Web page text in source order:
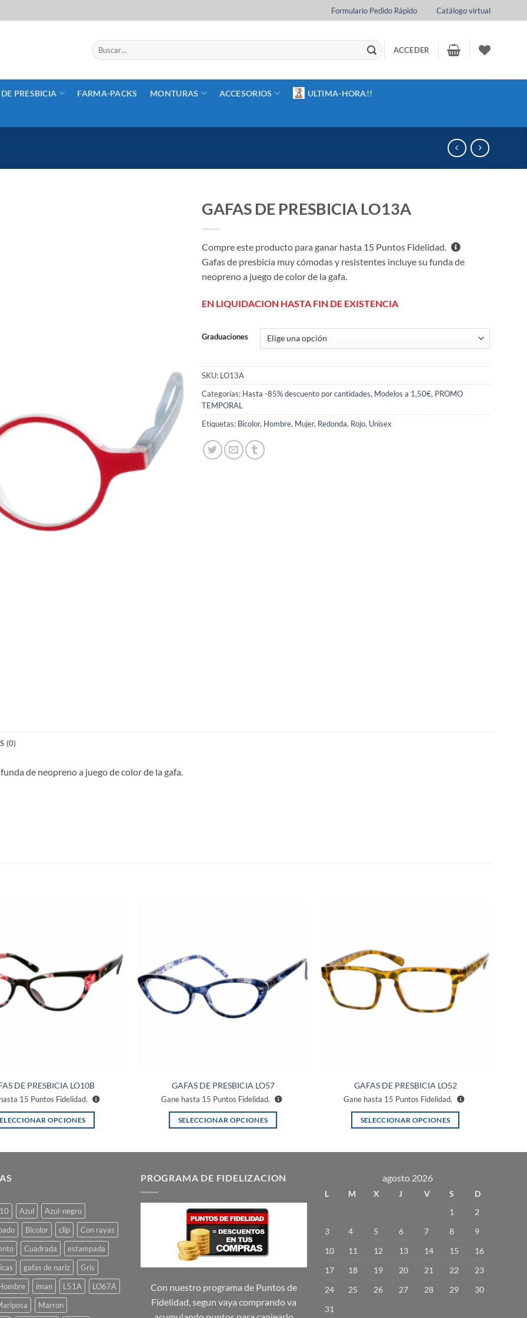
Formulario Pedido Rápido Catálogo virtual
Buscar
por:
ACCEDER
PRESBICIA FARMA-PACKS MONTURAS ACCESORIOS ULTIMA-HORA!!
GAFAS DE PRESBICIA LO13A
Compre este producto para ganar hasta 15 Puntos Fidelidad.
Gafas de presbicia muy cómodas y resistentes incluye su funda de
neopreno a juego de color de la gafa.
EN LIQUIDACION HASTA FIN DE EXISTENCIA
Graduaciones
SKU: LO13A
Categorías: Hasta -85% descuento por cantidades, Modelos a 1,50€, PROMO
TEMPORAL
Etiquetas: Bicolor, Hombre, Mujer, Redonda, Rojo, Unisex
(0)
de neopreno a juego de color de la gafa.
deseos
DE PRESBICIA LO10B
15 Puntos Fidelidad.
OPCIONES
Las
opciones
se
pueden
elegir
en
la
página
de
GAFAS DE PRESBICIA LO57
Gane hasta 15 Puntos Fidelidad.
SELECCIONAR OPCIONES
múltiples
Las
opciones
se
pueden
elegir
en
de
deseos
GAFAS DE PRESBICIA LO52
Gane hasta 15 Puntos Fidelidad.
SELECCIONAR OPCIONES
múltiples
variantes.
elegir
en
Azul
Azul-negro
Bicolor clip
Con rayas
Cuadrada
estampada
gafas de nariz
Gris
iman L51A
LO67A
Marron
PROGRAMA DE FIDELIZACION
Con nuestro programa de Puntos de
Fidelidad, segun vaya comprando va
agosto 2026
L M X J V S
D
1
2
3
4 5 6 7 8
9
10
11 12 13 14 15
16
17
18 19 20 21 22
23
24
25 26 27 28 29
30
31